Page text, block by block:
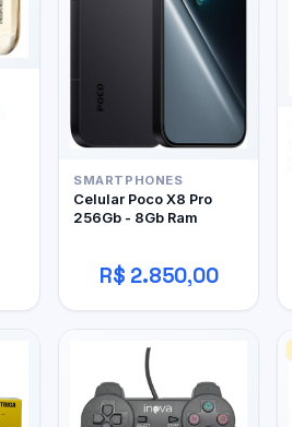
SMARTPHONES
Celular Poco X8 Pro
256Gb - 8Gb Ram
R$ 2.850,00